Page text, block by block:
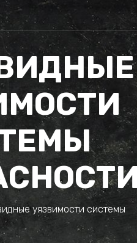
уязвимости системы